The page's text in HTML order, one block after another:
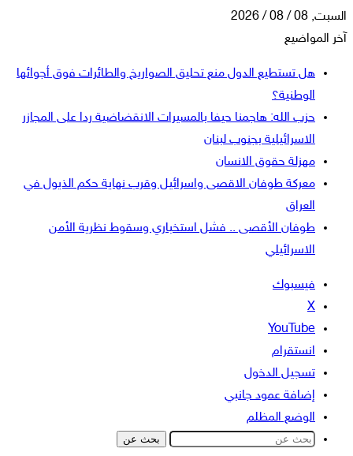
السبت, 08 / 08 / 2026
آخر المواضيع
هل تستطيع الدول منع تحليق الصواريخ والطائرات فوق أجوائها
الوطنية؟
حزب الله: هاجمنا حيفا بالمسيرات الانقضاضية ردا على المجازر
الاسرائيلية بجنوب لبنان
مهزلة حقوق الانسان
معركة طوفان الاقصى واسرائيل وقرب نهاية حكم الذيول في
العراق
طوفان الأقصى .. فشل استخباري وسقوط نظرية الأمن
الاسرائيلي
فيسبوك
‫X
‫YouTube
انستقرام
تسجيل الدخول
إضافة عمود جانبي
الوضع المظلم
بحث عن